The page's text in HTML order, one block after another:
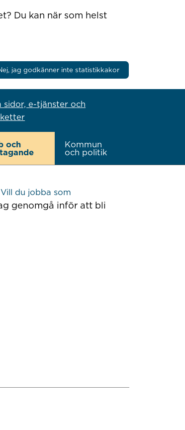
Du kan när som helst
jag godkänner inte statistikkakor
sidor, e-tjänster och
och
Kommun
och politik
Vill du jobba som
genomgå inför att bli